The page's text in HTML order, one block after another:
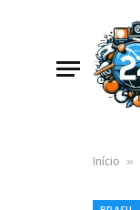
Início »